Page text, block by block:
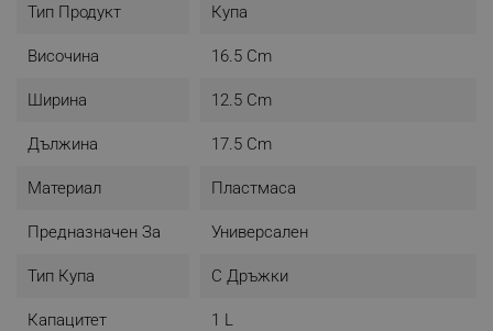
Тип Продукт Купа
Височина 16.5 Cm
Ширина 12.5 Cm
Дължина 17.5 Cm
Материал Пластмаса
Предназначен За Универсален
Тип Купа С Дръжки
Капацитет 1 L